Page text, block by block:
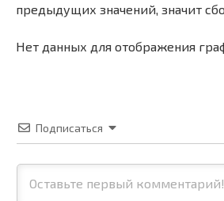
предыдущих значений, значит
Нет данных для отображения
Подписаться